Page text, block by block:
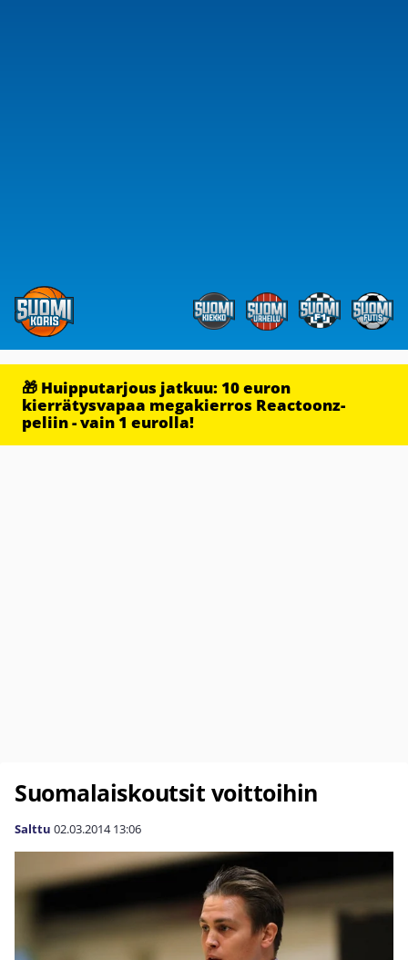
🎁 Huipputarjous jatkuu: 10 euron
kierrätysvapaa megakierros Reactoonz-
peliin - vain 1 eurolla!
Suomalaiskoutsit voittoihin
Salttu 02.03.2014 13:06